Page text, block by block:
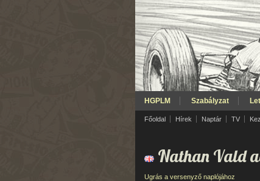
HGPLM Szabályzat
Főoldal Hírek Naptár TV
Nathan Vald
Ugrás a versenyző naplójához